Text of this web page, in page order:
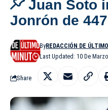
Juan Soto
Jonrón de
Last Updated: 10 De
ByREDACCIÓN DE
Share